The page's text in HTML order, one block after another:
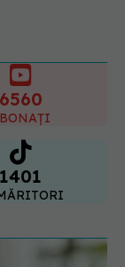
6560
1401